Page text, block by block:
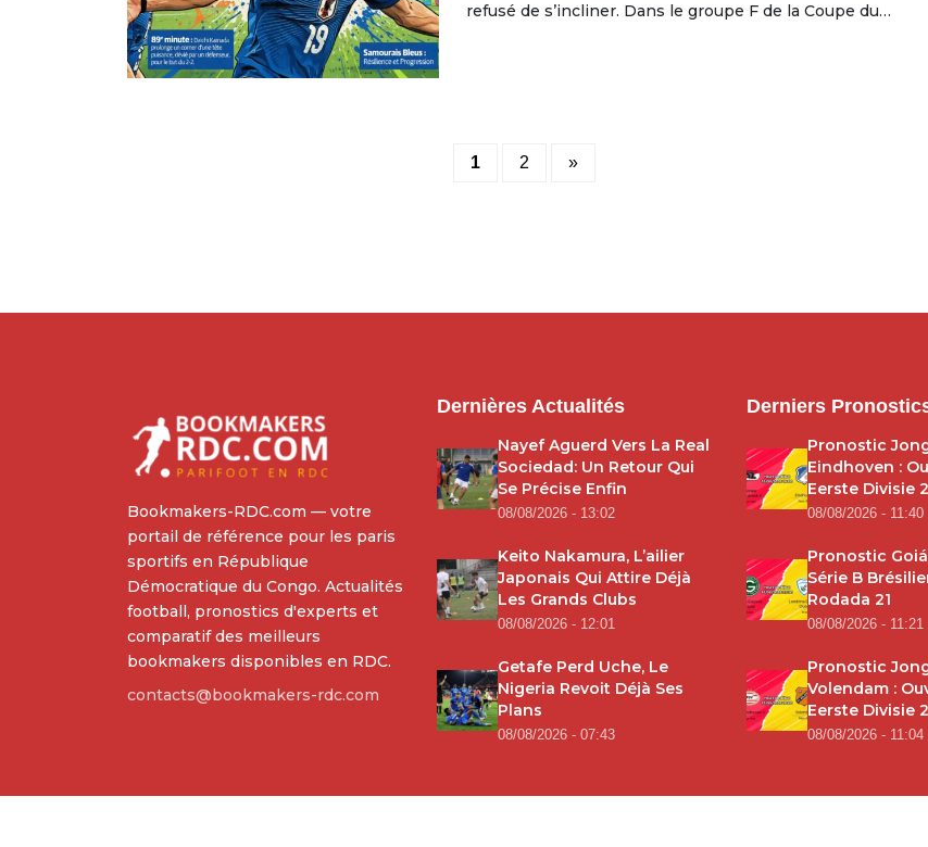
refusé de s’incliner. Dans le groupe F de la Coupe du…
Posts
1 2 »
Bookmakers-RDC.com — votre
portail de référence pour les paris
sportifs en République
Démocratique du Congo. Actualités
football, pronostics d'experts et
comparatif des meilleurs
bookmakers disponibles en RDC.
contacts@bookmakers-rdc.com
Dernières Actualités
Nayef Aguerd Vers La Real
Sociedad: Un Retour Qui
Se Précise Enfin
08/08/2026 - 13:02
Keito Nakamura, L’ailier
Japonais Qui Attire Déjà
Les Grands Clubs
08/08/2026 - 12:01
Getafe Perd Uche, Le
Nigeria Revoit Déjà Ses
Plans
08/08/2026 - 07:43
Derniers
Pronostic
Eindhoven :
Eerste Divisie
08/08/2026 - 11:40
Pronostic
Série B
Rodada 21
08/08/2026 - 11:21
Pronostic
Volendam :
Eerste Divisie
08/08/2026 - 11:04